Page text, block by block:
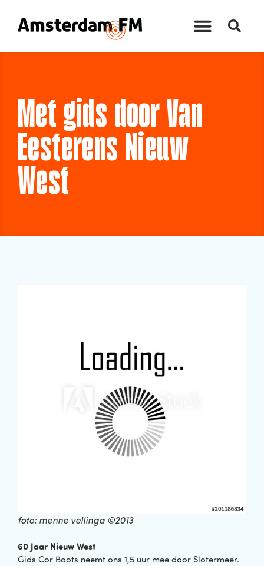
Met gids door Van
Eesterens Nieuw
West
foto: menne vellinga ©2013
60 Jaar Nieuw West
Gids Cor Boots neemt ons 1,5 uur mee door Slotermeer.